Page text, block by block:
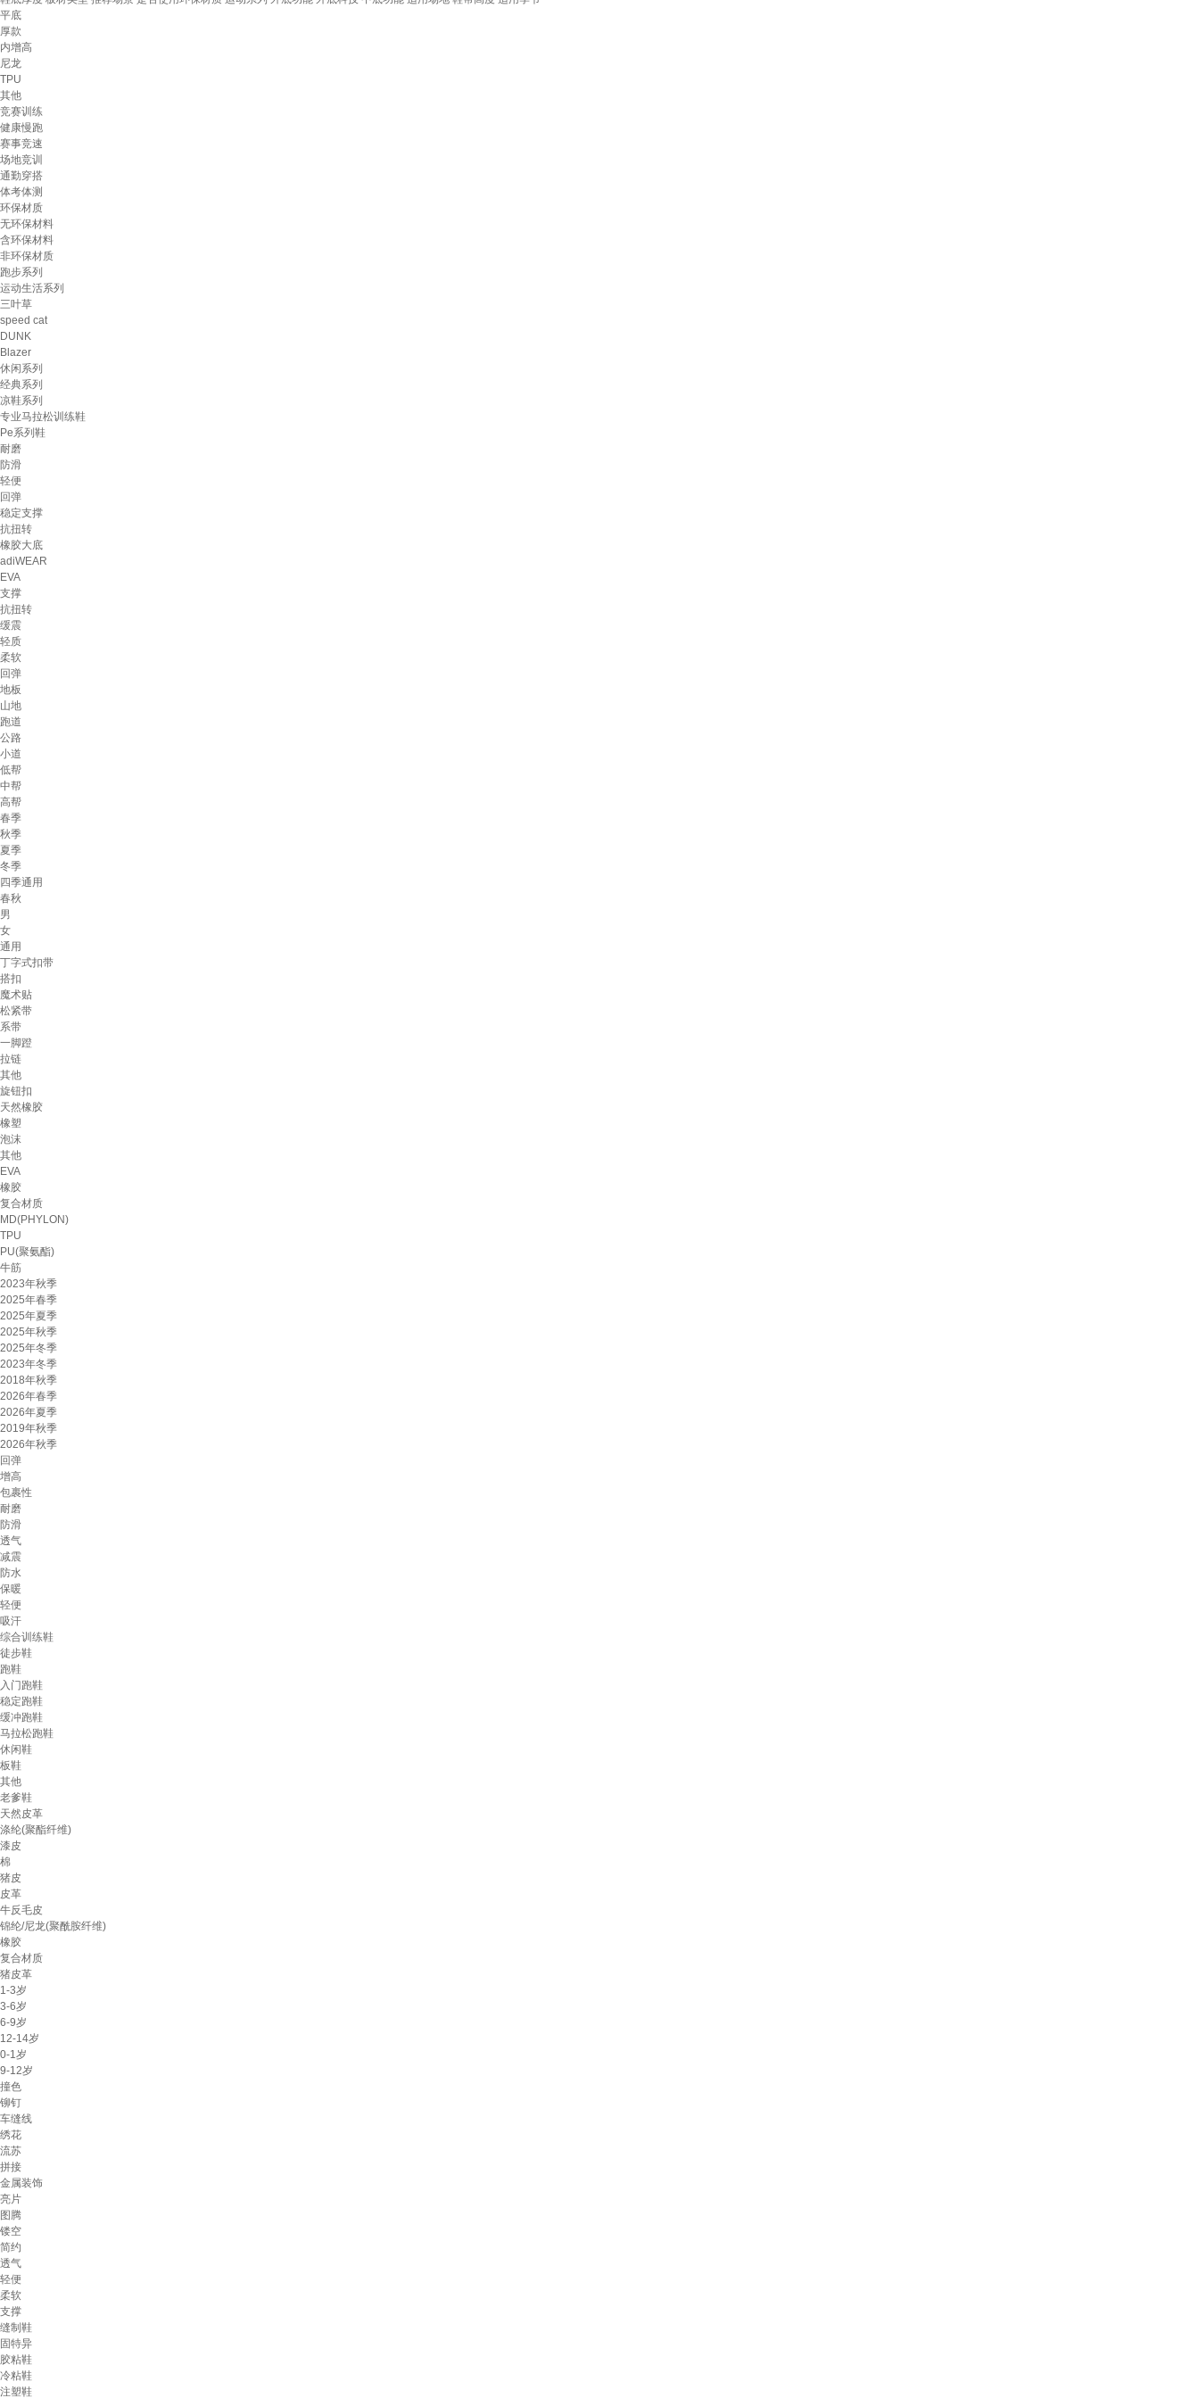
平底
厚款
内增高
尼龙
TPU
其他
竞赛训练
健康慢跑
赛事竞速
场地竞训
通勤穿搭
体考体测
环保材质
无环保材料
含环保材料
非环保材质
跑步系列
运动生活系列
三叶草
speed cat
DUNK
Blazer
休闲系列
经典系列
凉鞋系列
专业马拉松训练鞋
Pe系列鞋
耐磨
防滑
轻便
回弹
稳定支撑
抗扭转
橡胶大底
adiWEAR
EVA
支撑
抗扭转
缓震
轻质
柔软
回弹
地板
山地
跑道
公路
小道
低帮
中帮
高帮
春季
秋季
夏季
冬季
四季通用
春秋
男
女
通用
丁字式扣带
搭扣
魔术贴
松紧带
系带
一脚蹬
拉链
其他
旋钮扣
天然橡胶
橡塑
泡沫
其他
EVA
橡胶
复合材质
MD(PHYLON)
TPU
PU(聚氨酯)
牛筋
2023年秋季
2025年春季
2025年夏季
2025年秋季
2025年冬季
2023年冬季
2018年秋季
2026年春季
2026年夏季
2019年秋季
2026年秋季
回弹
增高
包裹性
耐磨
防滑
透气
减震
防水
保暖
轻便
吸汗
综合训练鞋
徒步鞋
跑鞋
入门跑鞋
稳定跑鞋
缓冲跑鞋
马拉松跑鞋
休闲鞋
板鞋
其他
老爹鞋
天然皮革
涤纶(聚酯纤维)
漆皮
棉
猪皮
皮革
牛反毛皮
锦纶/尼龙(聚酰胺纤维)
橡胶
复合材质
猪皮革
1-3岁
3-6岁
6-9岁
12-14岁
0-1岁
9-12岁
撞色
铆钉
车缝线
绣花
流苏
拼接
金属装饰
亮片
图腾
镂空
简约
透气
轻便
柔软
支撑
缝制鞋
固特异
胶粘鞋
冷粘鞋
注塑鞋